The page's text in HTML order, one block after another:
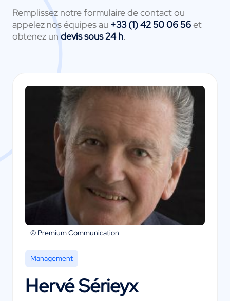
Remplissez notre formulaire de contact ou
appelez nos équipes au +33 (1) 42 50 06 56et
obtenez un devis sous 24 h.
© Premium Communication
Management
Hervé Sérieyx